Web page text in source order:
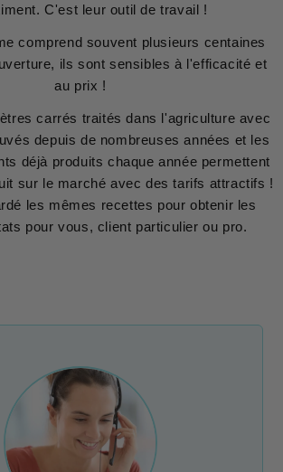
C'est leur outil de travail !
comprend souvent plusieurs centaines
ils sont sensibles à l'efficacité et
au prix !
carrés traités dans l'agriculture avec
depuis de nombreuses années et les
déjà produits chaque année permettent
sur le marché avec des tarifs attractifs !
les mêmes recettes pour obtenir les
pour vous, client particulier ou pro.